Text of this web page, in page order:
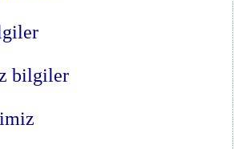
bilgiler